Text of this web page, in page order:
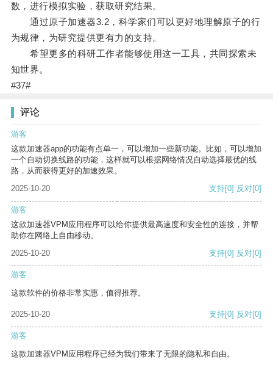
数，进行模拟实验，获取研究结果。
通过原子加速器3.2，科学家们可以更好地理解原子的行
为规律，为研究提供更有力的支持。
希望更多的科研工作者能够使用这一工具，共同探索未
知世界。
#37#
评论
游客
这款加速器app的功能有点单一，可以增加一些新功能。比如，可以增加
一个自动切换线路的功能，这样就可以根据网络情况自动选择最优的线
路，从而获得更好的加速效果。
2025-10-20
支持[0] 反对[0]
游客
这款加速器VPM应用程序可以给你提供最高速度和安全性的连接，并帮
助你在网络上自由移动。
2025-10-20
支持[0] 反对[0]
游客
这款软件的价格非常实惠，值得推荐。
2025-10-20 支持[0] 反对[0]
游客
这款加速器VPM应用程序已经为我们带来了无限的隐私和自由。